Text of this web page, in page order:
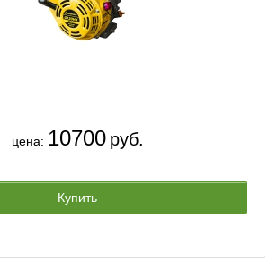
цена: 10700 руб.
Купить